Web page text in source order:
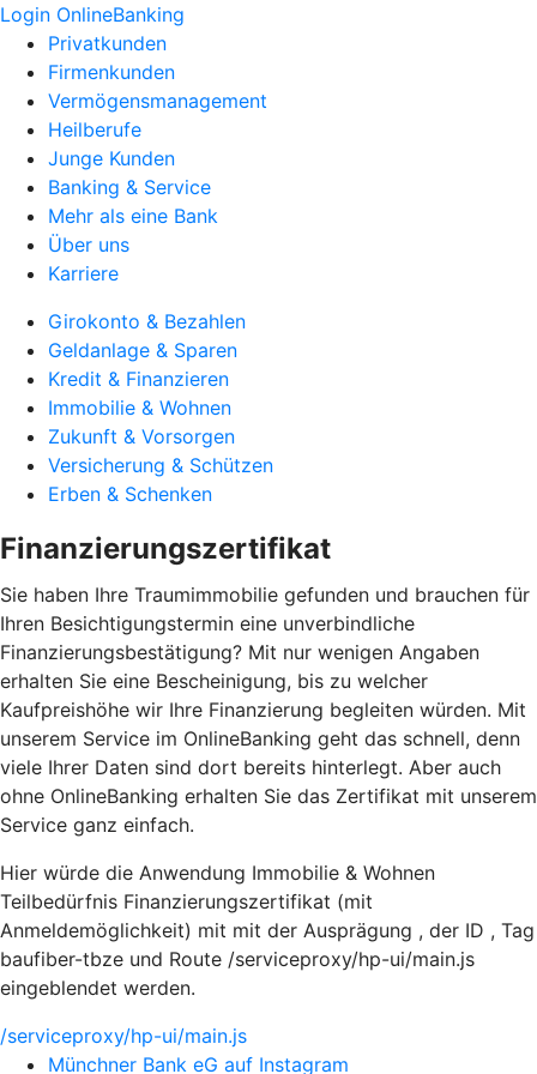
Login OnlineBanking
Privatkunden
Firmenkunden
Vermögensmanagement
Heilberufe
Junge Kunden
Banking & Service
Mehr als eine Bank
Über uns
Karriere
Girokonto & Bezahlen
Geldanlage & Sparen
Kredit & Finanzieren
Immobilie & Wohnen
Zukunft & Vorsorgen
Versicherung & Schützen
Erben & Schenken
Finanzierungszertifikat
Sie haben Ihre Traumimmobilie gefunden und brauchen für
Ihren Besichtigungstermin eine unverbindliche
Finanzierungsbestätigung? Mit nur wenigen Angaben
erhalten Sie eine Bescheinigung, bis zu welcher
Kaufpreishöhe wir Ihre Finanzierung begleiten würden. Mit
unserem Service im OnlineBanking geht das schnell, denn
viele Ihrer Daten sind dort bereits hinterlegt. Aber auch
ohne OnlineBanking erhalten Sie das Zertifikat mit unserem
Service ganz einfach.
Hier würde die Anwendung Immobilie & Wohnen
Teilbedürfnis Finanzierungszertifikat (mit
Anmeldemöglichkeit) mit mit der Ausprägung , der ID , Tag
baufiber-tbze und Route /serviceproxy/hp-ui/main.js
eingeblendet werden.
/serviceproxy/hp-ui/main.js
Münchner Bank eG auf Instagram